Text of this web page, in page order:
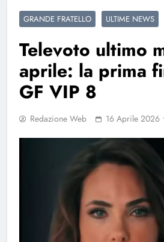
GRANDE FRATELLO ULTIME NEWS
Televoto ultimo
aprile: la prima
GF VIP 8
Redazione Web 16 Aprile 2026